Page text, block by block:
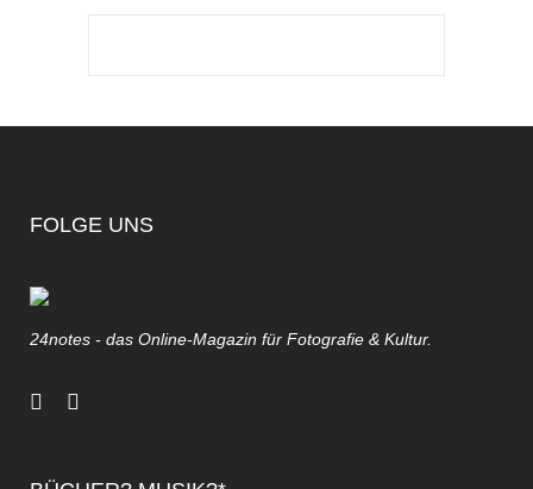
FOLGE UNS
24notes - das Online-Magazin für Fotografie & Kultur.